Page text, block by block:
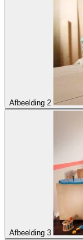
Afbeelding 2
Afbeelding 3